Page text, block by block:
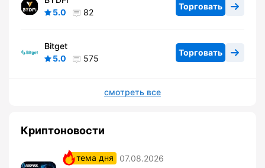
5.0
82
Торговать
Bitget
5.0
575
Торговать
смотреть все
Криптоновости
тема дня
07.08.2026